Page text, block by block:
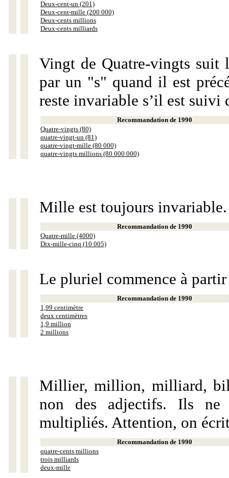
Deux-cent-un (201)
Deux-cent-mille (200 000)
Deux-cents millions
Deux-cents milliards
Vingt de Quatre-vingts suit
par un "s" quand il est
reste invariable s’il est suivi
Recommandation de 1990
Quatre-vingts (80)
quatre-vingt-un (81)
quatre-vingt-mille (80 000)
quatre-vingts millions (80 000 000)
Mille est toujours invariable.
Recommandation de 1990
Quatre-mille (4000)
Dix-mille-cinq (10 005)
Le pluriel commence à
Recommandation de 1990
1,99 centimètre
deux centimètres
1,9 million
2 millions
Millier, million, milliard,
non des adjectifs. Ils ne
multipliés. Attention, on
Recommandation de 1990
quatre-cents millions
trois milliards
deux-mille